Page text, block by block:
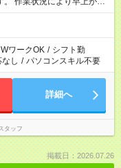
ワークOK / シフト勤
し / パソコンスキル不要
詳細へ
タッフ
掲載日：2026.07.26